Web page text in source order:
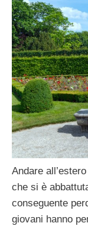
Andare
che si è
conseguente
giovani hanno